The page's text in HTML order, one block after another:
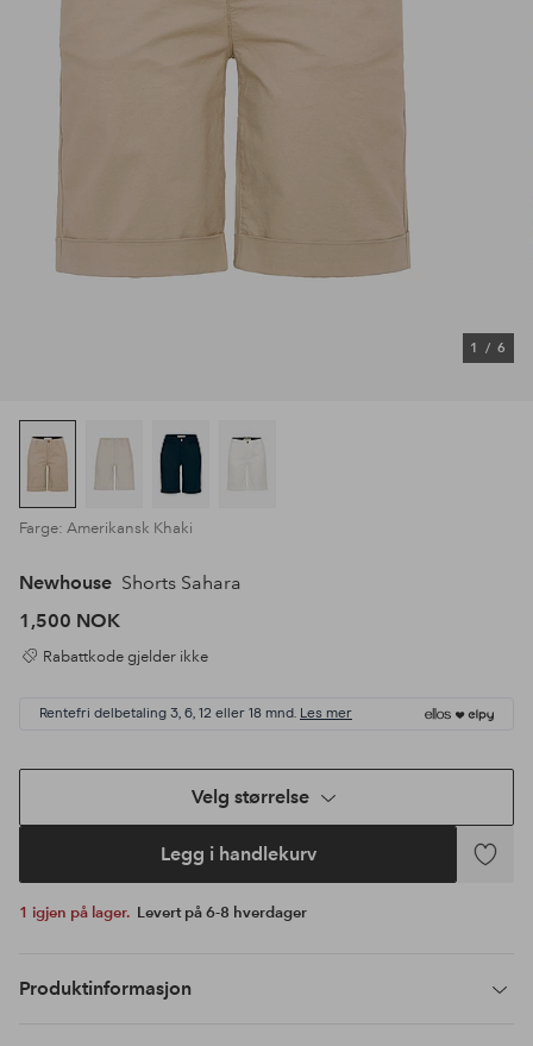
1 / 6
Farge: Amerikansk Khaki
Newhouse Shorts Sahara
1,500 NOK
Rabattkode gjelder ikke
Rentefri delbetaling 3, 6, 12 eller 18 mnd. Les mer
Velg størrelse
Legg i handlekurv
Legg
1 igjen på lager. Levert på 6-8 hverdager
Produktinformasjon